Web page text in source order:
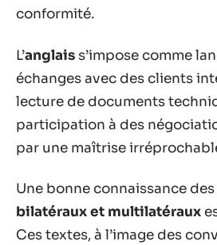
conformité.
L’anglais s’impose comme
échanges avec des clients
lecture de documents
participation à des
par une maîtrise
Une bonne connaissance des
bilatéraux et multilatéraux
Ces textes, à l’image des